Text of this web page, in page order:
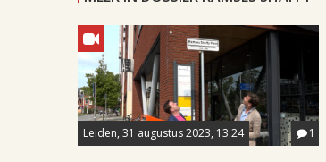
Leiden, 31 augustus 2023, 13:24 1